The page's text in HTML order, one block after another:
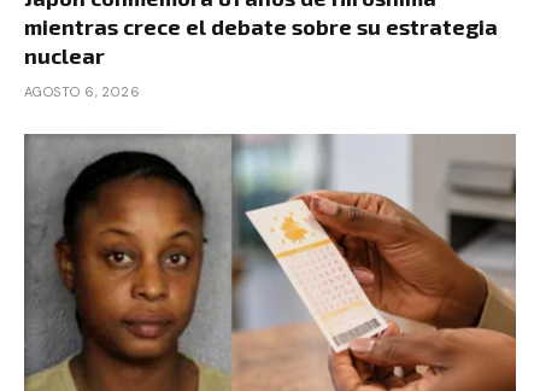
mientras crece el debate sobre su estrategia
nuclear
AGOSTO 6, 2026